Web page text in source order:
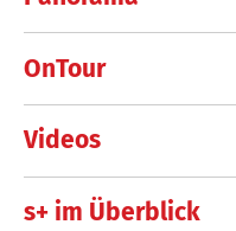
OnTour
Videos
s+ im Überblick